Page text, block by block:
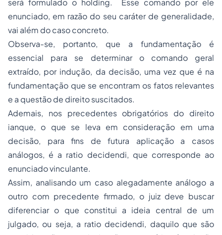
será formulado o holding. Esse comando por ele
enunciado, em razão do seu caráter de generalidade,
vai além do caso concreto.
Observa-se, portanto, que a fundamentação é
essencial para se determinar o comando geral
extraído, por indução, da decisão, uma vez que é na
fundamentação que se encontram os fatos relevantes
e a questão de direito suscitados.
Ademais, nos precedentes obrigatórios do direito
ianque, o que se leva em consideração em uma
decisão, para fins de futura aplicação a casos
análogos, é a ratio decidendi, que corresponde ao
enunciado vinculante.
Assim, analisando um caso alegadamente análogo a
outro com precedente firmado, o juiz deve buscar
diferenciar o que constitui a ideia central de um
julgado, ou seja, a ratio decidendi, daquilo que são